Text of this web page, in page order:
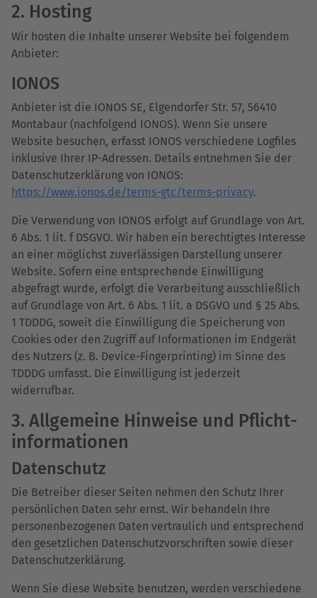
2. Hosting
Wir hosten die Inhalte unserer Website bei folgendem
Anbieter:
IONOS
Anbieter ist die IONOS SE, Elgendorfer Str. 57, 56410
Montabaur (nachfolgend IONOS). Wenn Sie unsere
Website besuchen, erfasst IONOS verschiedene Logfiles
inklusive Ihrer IP-Adressen. Details entnehmen Sie der
Datenschutzerklärung von IONOS:
https://www.ionos.de/terms-gtc/terms-privacy.
Die Verwendung von IONOS erfolgt auf Grundlage von Art.
6 Abs. 1 lit. f DSGVO. Wir haben ein berechtigtes Interesse
an einer möglichst zuverlässigen Darstellung unserer
Website. Sofern eine entsprechende Einwilligung
abgefragt wurde, erfolgt die Verarbeitung ausschließlich
auf Grundlage von Art. 6 Abs. 1 lit. a DSGVO und § 25 Abs.
1 TDDDG, soweit die Einwilligung die Speicherung von
Cookies oder den Zugriff auf Informationen im Endgerät
des Nutzers (z. B. Device-Fingerprinting) im Sinne des
TDDDG umfasst. Die Einwilligung ist jederzeit
widerrufbar.
3. Allgemeine Hinweise und Pflicht­
informationen
Datenschutz
Die Betreiber dieser Seiten nehmen den Schutz Ihrer
persönlichen Daten sehr ernst. Wir behandeln Ihre
personenbezogenen Daten vertraulich und entsprechend
den gesetzlichen Datenschutzvorschriften sowie dieser
Datenschutzerklärung.
Wenn Sie diese Website benutzen, werden verschiedene